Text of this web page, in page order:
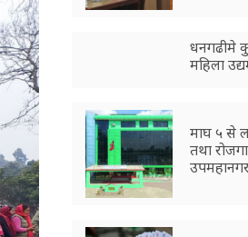
धनगढीमे
महिला
माघ ५ से
तथा